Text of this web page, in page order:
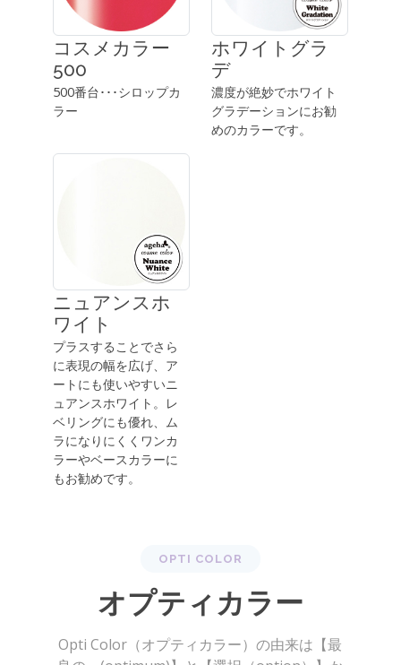
コスメカラー
500
500番台･･･シロップカ
ラー
ホワイトグラ
デ
濃度が絶妙でホワイト
グラデーションにお勧
めのカラーです。
ニュアンスホ
ワイト
プラスすることでさら
に表現の幅を広げ、ア
ートにも使いやすいニ
ュアンスホワイト。レ
ベリングにも優れ、ム
ラになりにくくワンカ
ラーやベースカラーに
もお勧めです。
OPTI COLOR
オプティカラー
Opti Color（オプティカラー）の由来は【最